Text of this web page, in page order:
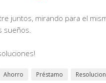
juntos, mirando para el
sueños.
Ahorro Préstamo